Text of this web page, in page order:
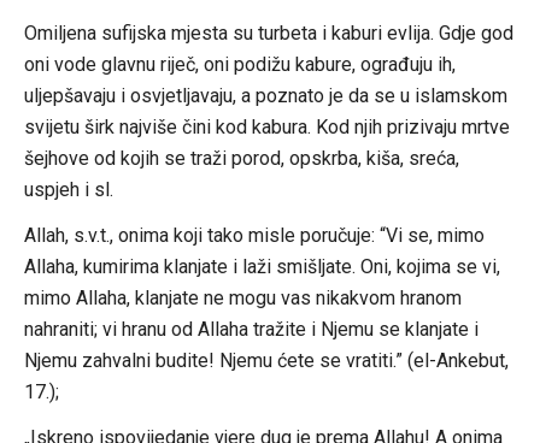
Omiljena sufijska mjesta su turbeta i kaburi evlija. Gdje god
oni vode glavnu riječ, oni podižu kabure, ograđuju ih,
uljepšavaju i osvjetljavaju, a poznato je da se u islamskom
svijetu širk najviše čini kod kabura. Kod njih prizivaju mrtve
šejhove od kojih se traži porod, opskrba, kiša, sreća,
uspjeh i sl.
Allah, s.v.t., onima koji tako misle poručuje: “Vi se, mimo
Allaha, kumirima klanjate i laži smišljate. Oni, kojima se vi,
mimo Allaha, klanjate ne mogu vas nikakvom hranom
nahraniti; vi hranu od Allaha tražite i Njemu se klanjate i
Njemu zahvalni budite! Njemu ćete se vratiti.” (el-Ankebut,
17.);
„Iskreno ispovijedanje vjere dug je prema Allahu! A onima